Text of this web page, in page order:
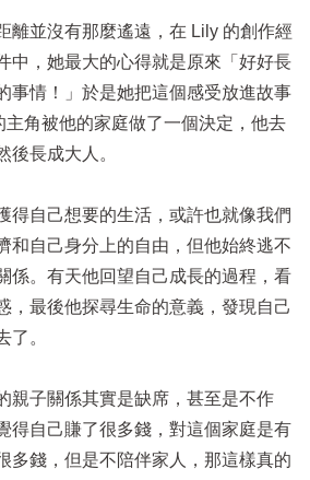
離並沒有那麼遙遠，在 Lily 的創作經
中，她最大的心得就是原來「好好長
事情！」於是她把這個感受放進故事
主角被他的家庭做了一個決定，他去
後長成大人。
得自己想要的生活，或許也就像我們
和自己身分上的自由，但他始終逃不
係。有天他回望自己成長的過程，看
，最後他探尋生命的意義，發現自己
了。
親子關係其實是缺席，甚至是不作
得自己賺了很多錢，對這個家庭是有
多錢，但是不陪伴家人，那這樣真的